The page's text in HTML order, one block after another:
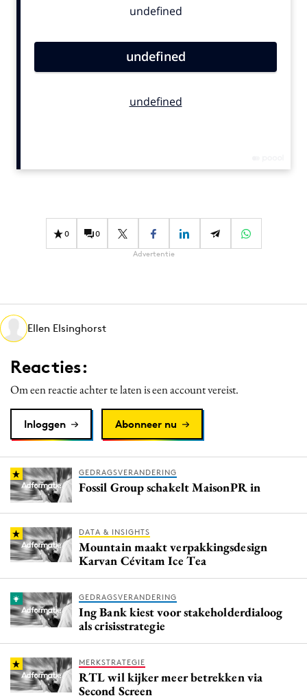
Contentmarketing
Effectiviteit
Gedragsverandering
Martech
Media
Merkstrategie
PR
Programmatic
Reputatie & crisis
0 0
Advertentie
Ellen Elsinghorst
Reacties:
Om een reactie achter te laten is een account vereist.
Inloggen Abonneer nu
GEDRAGSVERANDERING
Fossil Group schakelt MaisonPR in
DATA & INSIGHTS
Mountain maakt verpakkingsdesign
Karvan Cévitam Ice Tea
GEDRAGSVERANDERING
Ing Bank kiest voor stakeholderdialoog
als crisisstrategie
MERKSTRATEGIE
RTL wil kijker meer betrekken via
Second Screen